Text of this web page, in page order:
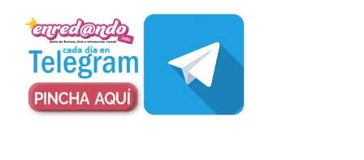
que llegan a la zona en
puntos como el faro de
Cabo Mayor, Cueto,
Corbanera o Ciriego y
reforzará la movilidad con un servicio
especial de lanzaderas desde el PCTCAN
a Ciriego. El Ayuntamiento de […]